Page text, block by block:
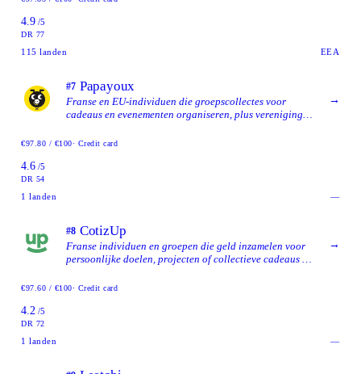
4.9 /5
DR 77
115 landen EEA
#7 Papayoux
Franse en EU-individuen die groepscollectes voor
cadeaus en evenementen organiseren, plus verenigingen
Frans platform met flexibele kostenafhandeling willen.
€97.80 / €100· Credit card
4.6 /5
DR 54
1 landen —
→
#8 CotizUp
Franse individuen en groepen die geld inzamelen voor
persoonlijke doelen, projecten of collectieve cadeaus en
en met een keep-it-all-model willen.
€97.60 / €100· Credit card
4.2 /5
DR 72
1 landen —
→